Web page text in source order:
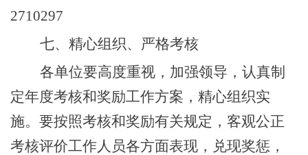
2710297
七、精心组织、严格考核
各单位要高度重视，加强领导，认真制
定年度考核和奖励工作方案，精心组织实
施。要按照考核和奖励有关规定，客观公正
考核评价工作人员各方面表现，兑现奖惩，